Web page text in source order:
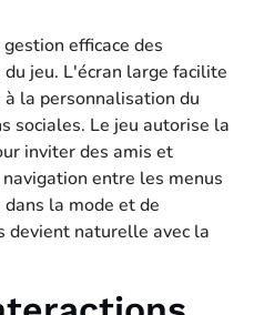
efficace des
jeu. L'écran large facilite
la personnalisation du
sociales. Le jeu autorise la
inviter des amis et
entre les menus
la mode et de
devient naturelle avec la